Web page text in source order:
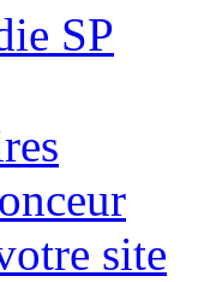
SP
site